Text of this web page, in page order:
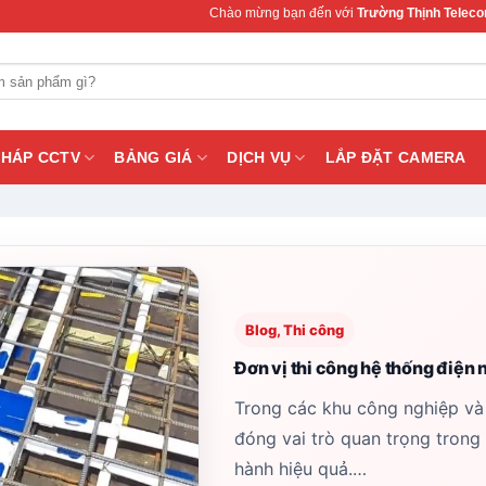
Chào mừng bạn đến vớiTrường Thịnh Telecom– Chuyên
CCTV BẢNG GIÁ DỊCH VỤ LẮP ĐẶT CAMERA
Blog, Thi công
Đơn vị thi công hệ thống điện
Trong các khu công nghiệp
đóng vai trò quan trọng
hành hiệu quả.…